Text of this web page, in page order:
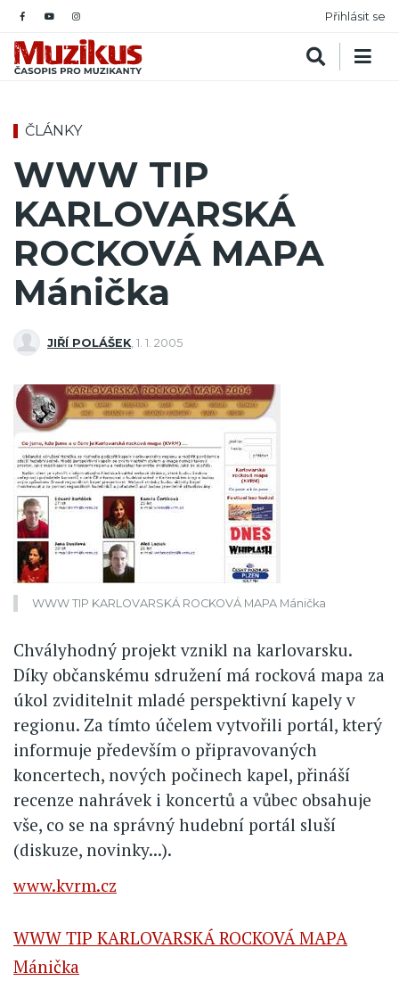
Přihlásit se
ČLÁNKY
WWW TIP
KARLOVARSKÁ
ROCKOVÁ MAPA
Mánička
JIŘÍ POLÁŠEK 1. 1. 2005
WWW TIP KARLOVARSKÁ ROCKOVÁ MAPA Mánička
Chvályhodný projekt vznikl na karlovarsku.
Díky občanskému sdružení má rocková mapa za
úkol zviditelnit mladé perspektivní kapely v
regionu. Za tímto účelem vytvořili portál, který
informuje především o připravovaných
koncertech, nových počinech kapel, přináší
recenze nahrávek i koncertů a vůbec obsahuje
vše, co se na správný hudební portál sluší
(diskuze, novinky...).
www.kvrm.cz
WWW TIP KARLOVARSKÁ ROCKOVÁ MAPA
Mánička